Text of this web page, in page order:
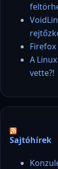
A
vette?!
Sajtóhírek